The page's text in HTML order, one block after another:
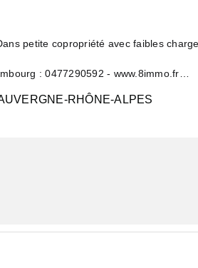
petite copropriété avec faibles
: 0477290592 - www.8immo.fr
RHÔNE-ALPES